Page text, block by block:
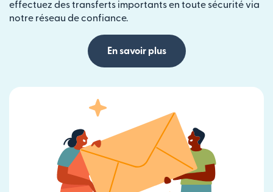
effectuez des transferts importants en toute sécurité via
notre réseau de confiance.
En savoir plus